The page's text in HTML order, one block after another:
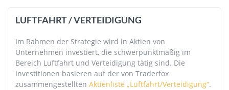
LUFTFAHRT / VERTEIDIGUNG
Im Rahmen der Strategie wird in Aktien von
Unternehmen investiert, die schwerpunktmäßig im
Bereich Luftfahrt und Verteidigung tätig sind. Die
Investitionen basieren auf der von Traderfox
zusammengestellten Aktienliste „Luftfahrt/Verteidigung“.